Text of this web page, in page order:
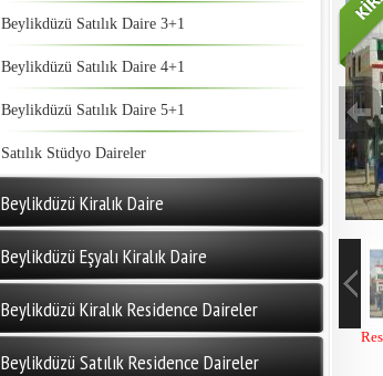
Beylikdüzü Satılık Daire 3+1
Beylikdüzü Satılık Daire 4+1
Beylikdüzü Satılık Daire 5+1
Satılık Stüdyo Daireler
Beylikdüzü Kiralık Daire
Beylikdüzü Eşyalı Kiralık Daire
Beylikdüzü Kiralık Residence Daireler
Beylikdüzü Satılık Residence Daireler